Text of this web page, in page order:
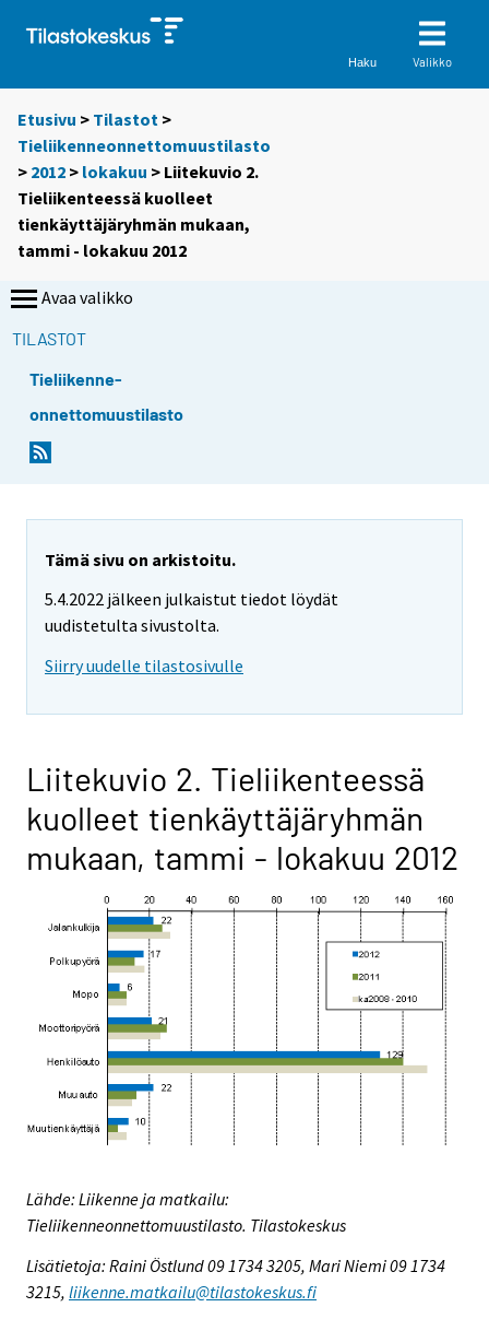
Haku Valikko
Etusivu > Tilastot >
Tieliikenneonnettomuustilasto
> 2012 > lokakuu > Liitekuvio 2.
Tieliikenteessä kuolleet
tienkäyttäjäryhmän mukaan,
tammi - lokakuu 2012
Avaa valikko
TILASTOT
Tieliikenne-
onnettomuustilasto
Tämä sivu on arkistoitu.
5.4.2022 jälkeen julkaistut tiedot löydät
uudistetulta sivustolta.
Siirry uudelle tilastosivulle
Liitekuvio 2. Tieliikenteessä
kuolleet tienkäyttäjäryhmän
mukaan, tammi - lokakuu 2012
Lähde: Liikenne ja matkailu:
Tieliikenneonnettomuustilasto. Tilastokeskus
Lisätietoja: Raini Östlund 09 1734 3205, Mari Niemi 09 1734
3215, liikenne.matkailu@tilastokeskus.fi